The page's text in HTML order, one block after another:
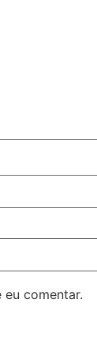
comentar.